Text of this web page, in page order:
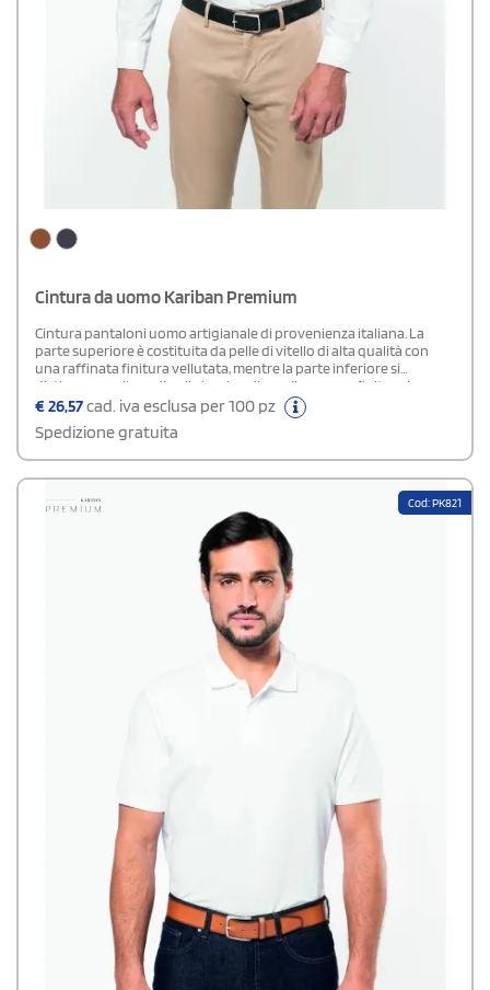
Cintura da uomo Kariban Premium
Cintura pantaloni uomo artigianale di provenienza italiana. La
parte superiore è costituita da pelle di vitello di alta qualità con
una raffinata finitura vellutata, mentre la parte inferiore si
distingue per l'uso di pelle bovina di eccellenza con finitura in
anilina. Presenta una struttura piatta con una larghezza di 3,25 cm
e viene offerta in quattro diverse misure. Completata da una fibbia
in metallo robusto, questa cintura è fornita in una elegante
custodia nera di cotone, ideale per la conservazione o come
€26,57cad. iva esclusa per 100 pz
Spedizione gratuita
Cod: PK821